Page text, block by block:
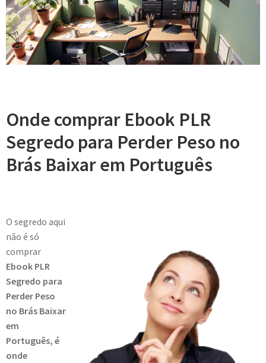
Onde comprar Ebook PLR
Segredo para Perder Peso no
Brás Baixar em Português
O segredo aqui
não é só
comprar
Ebook PLR
Segredo para
Perder Peso
no Brás Baixar
em
Português, é
onde